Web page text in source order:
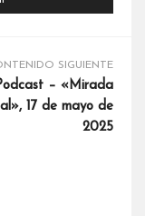
SIGUIENTE
– «Mirada
17 de mayo de
2025